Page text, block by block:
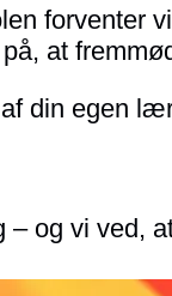
forventer
at
din egen
– og vi ved,